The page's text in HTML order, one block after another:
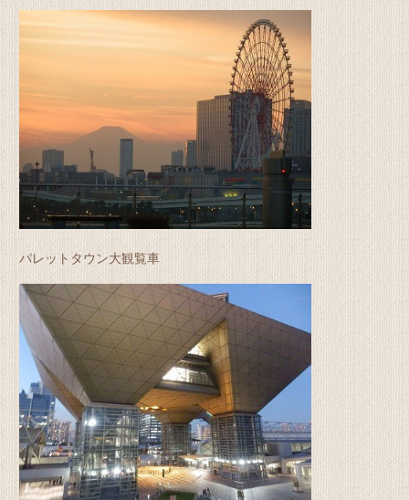
パレットタウン大観覧車